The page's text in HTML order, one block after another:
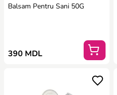
Balsam Pentru Sani 50G
390 MDL